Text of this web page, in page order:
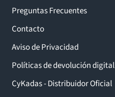
Preguntas Frecuentes
Contacto
Aviso de Privacidad
Políticas de devolución digital
CyKadas - Distribuidor Oficial